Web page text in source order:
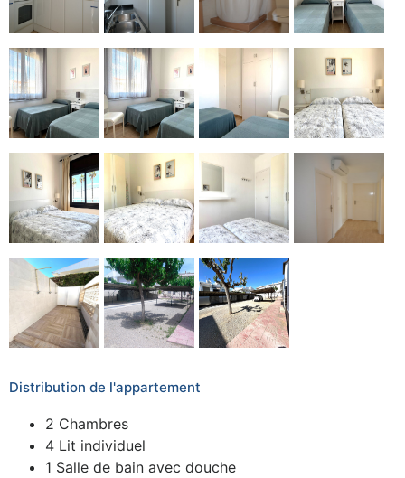
Distribution de l'appartement
2 Chambres
4 Lit individuel
1 Salle de bain avec douche